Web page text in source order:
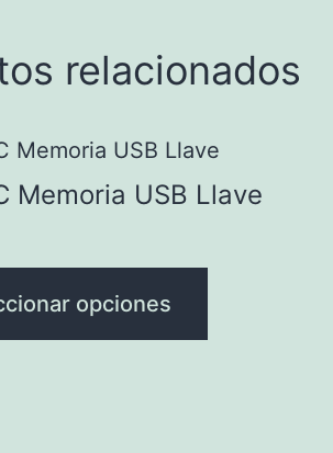
relacionados
Memoria USB Llave
opciones